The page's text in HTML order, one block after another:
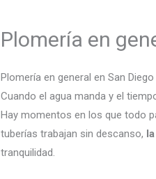
Plomería en
Plomería en general en San Diego
Cuando el agua manda y el
Hay momentos en los que todo
tuberías trabajan sin descanso,
tranquilidad.